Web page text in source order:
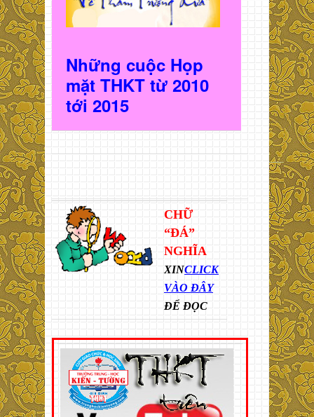
Những cuộc Họp
mặt THKT từ 2010
tới 2015
CHỮ
“ĐÁ”
NGHĨA
XINCLICK
VÀO ĐÂY
ĐỂ ĐỌC